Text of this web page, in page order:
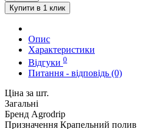
Купити в 1 клик
Опис
Характеристики
Відгуки 0
Питання - відповідь (0)
Ціна за шт.
Загальні
Бренд Agrodrip
Призначення Крапельний полив